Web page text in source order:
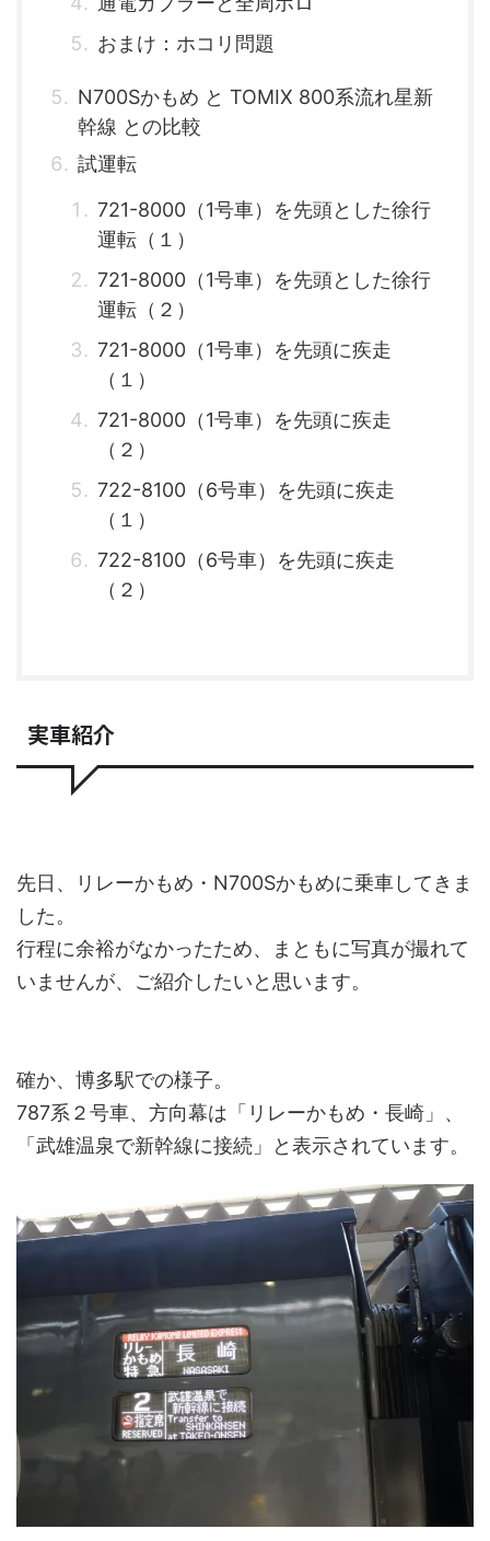
おまけ：ホコリ問題
N700Sかもめ と TOMIX 800系流れ星新
幹線 との比較
試運転
721-8000（1号車）を先頭とした徐行
運転（１）
721-8000（1号車）を先頭とした徐行
運転（２）
721-8000（1号車）を先頭に疾走
（１）
721-8000（1号車）を先頭に疾走
（２）
722-8100（6号車）を先頭に疾走
（１）
722-8100（6号車）を先頭に疾走
（２）
実車紹介
先日、リレーかもめ・N700Sかもめに乗車してきま
した。
行程に余裕がなかったため、まともに写真が撮れて
いませんが、ご紹介したいと思います。
確か、博多駅での様子。
787系２号車、方向幕は「リレーかもめ・長崎」、
「武雄温泉で新幹線に接続」と表示されています。